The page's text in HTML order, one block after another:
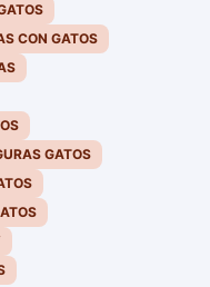
CON GATOS
GATOS